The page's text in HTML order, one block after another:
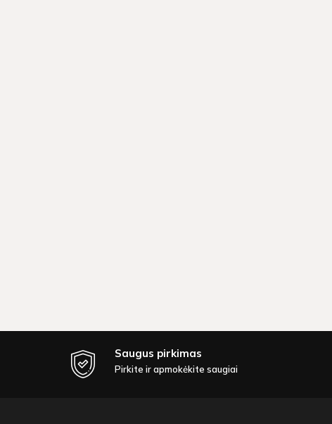
Saugus pirkimas
Pirkite ir apmokėkite saugiai